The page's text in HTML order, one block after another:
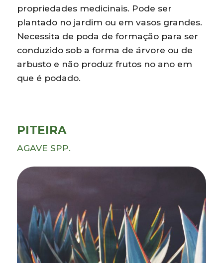
propriedades medicinais. Pode ser
plantado no jardim ou em vasos grandes.
Necessita de poda de formação para ser
conduzido sob a forma de árvore ou de
arbusto e não produz frutos no ano em
que é podado.
PITEIRA
AGAVE SPP.